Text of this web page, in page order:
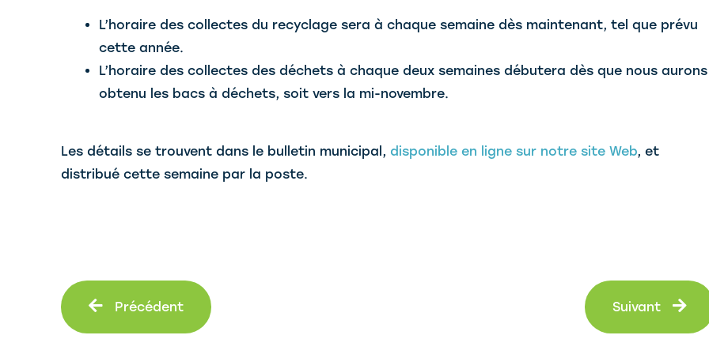
L’horaire des collectes du recyclage sera à chaque semaine dès maintenant, tel que prévu
cette année.
L’horaire des collectes des déchets à chaque deux semaines débutera dès que nous aurons
obtenu les bacs à déchets, soit vers la mi-novembre.
Les détails se trouvent dans le bulletin municipal, disponible en ligne sur notre site Web, et
distribué cette semaine par la poste.
Précédent Suivant